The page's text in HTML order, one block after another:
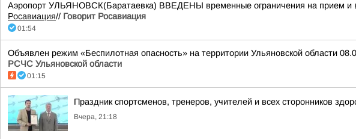
Аэропорт УЛЬЯНОВСК(Баратаевка) ВВЕДЕНЫ временные ограничения на прием и
Росавиация// Говорит Росавиация
01:54
Объявлен режим «Беспилотная опасность» на территории Ульяновской области
РСЧС Ульяновской области
01:15
Праздник спортсменов, тренеров, учителей и всех сторонников
Вчера, 21:18